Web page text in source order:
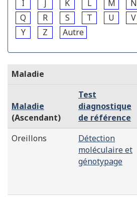
I
J K L M N
Q
R S T U V
Y
Z Autre
Maladie
Maladie
(Ascendant)
Test
diagnostique
de référence
Oreillons
Détection
moléculaire et
génotypage